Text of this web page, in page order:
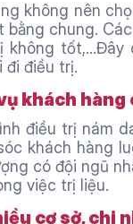
không nên
bằng chung.
không tốt,...Đây
đi điều trị.
khách
điều trị nám
khách hàng
có đội ngũ
việc trị liệu.
cơ sở, chi